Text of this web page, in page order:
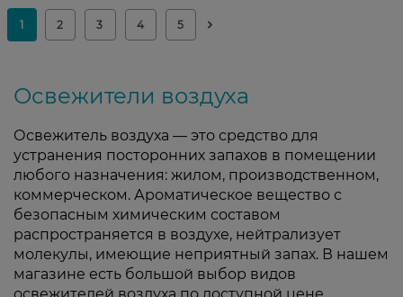
Освежители воздуха
Освежитель воздуха — это средство для
устранения посторонних запахов в помещении
любого назначения: жилом, производственном,
коммерческом. Ароматическое вещество с
безопасным химическим составом
распространяется в воздухе, нейтрализует
молекулы, имеющие неприятный запах. В нашем
магазине есть большой выбор видов